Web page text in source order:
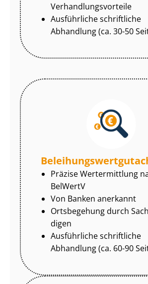
Ver­hand­lungs­vor­tei­le
Ausführliche schriftliche
Abhandlung (ca. 30-50
Präzise Wertermittlung
BelWertV
Von Banken anerkannt
Ortsbegehung durch
di­gen
Ausführliche schriftliche
Abhandlung (ca. 60-90